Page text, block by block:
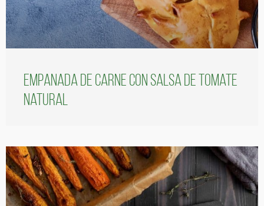
Empanada de carne con salsa de tomate
natural